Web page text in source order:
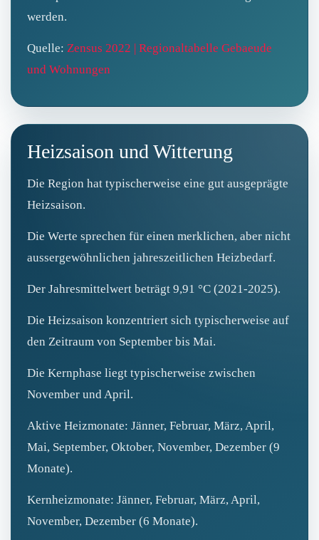
werden.
Quelle: Zensus 2022 | Regionaltabelle Gebaeude
und Wohnungen
Heizsaison und Witterung
Die Region hat typischerweise eine gut ausgeprägte
Heizsaison.
Die Werte sprechen für einen merklichen, aber nicht
aussergewöhnlichen jahreszeitlichen Heizbedarf.
Der Jahresmittelwert beträgt 9,91 °C (2021‑2025).
Die Heizsaison konzentriert sich typischerweise auf
den Zeitraum von September bis Mai.
Die Kernphase liegt typischerweise zwischen
November und April.
Aktive Heizmonate: Jänner, Februar, März, April,
Mai, September, Oktober, November, Dezember (9
Monate).
Kernheizmonate: Jänner, Februar, März, April,
November, Dezember (6 Monate).